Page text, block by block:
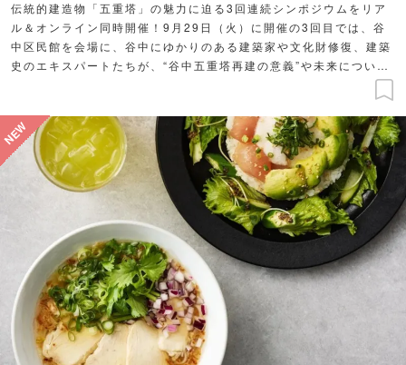
伝統的建造物「五重塔」の魅力に迫る3回連続シンポジウムをリア
ル＆オンライン同時開催！9月29日（火）に開催の3回目では、谷
中区民館を会場に、谷中にゆかりのある建築家や文化財修復、建築
史のエキスパートたちが、“谷中五重塔再建の意義”や未来について